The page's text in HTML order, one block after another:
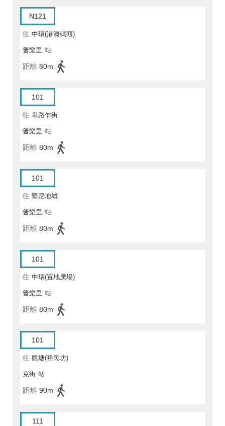
N121
往 中環(港澳碼頭)
普樂里 站
距離 80m
101
往 卑路乍街
普樂里 站
距離 80m
101
往 堅尼地城
普樂里 站
距離 80m
101
往 中環(置地廣場)
普樂里 站
距離 80m
101
往 觀塘(裕民坊)
克街 站
距離 90m
111